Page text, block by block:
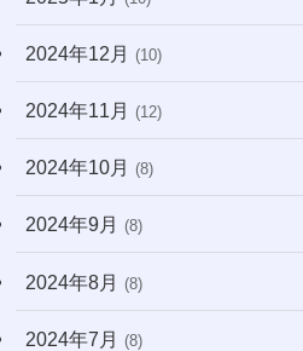
2024年12月 (10)
2024年11月 (12)
2024年10月 (8)
2024年9月 (8)
2024年8月 (8)
2024年7月 (8)